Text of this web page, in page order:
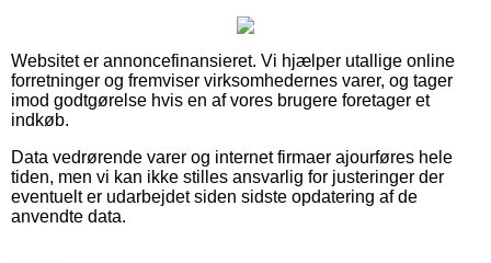
Websitet er annoncefinansieret. Vi hjælper utallige online
forretninger og fremviser virksomhedernes varer, og tager
imod godtgørelse hvis en af vores brugere foretager et
indkøb.
Data vedrørende varer og internet firmaer ajourføres hele
tiden, men vi kan ikke stilles ansvarlig for justeringer der
eventuelt er udarbejdet siden sidste opdatering af de
anvendte data.